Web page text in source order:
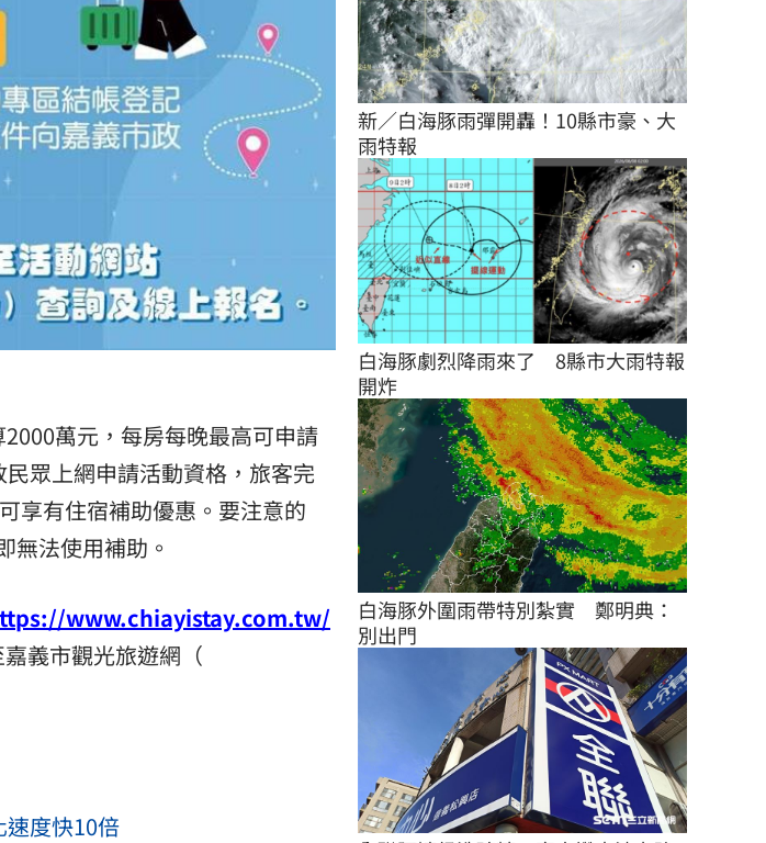
萬元，每房每晚最高可申請
眾上網申請活動資格，旅客完
享有住宿補助優惠。要注意的
無法使用補助。
www.chiayistay.com.tw/
義市觀光旅遊網（
度快10倍
新／白海豚雨彈開轟！10縣市豪、大
雨特報
白海豚劇烈降雨來了　8縣市大雨特報
開炸
白海豚外圍雨帶特別紮實　鄭明典：
別出門